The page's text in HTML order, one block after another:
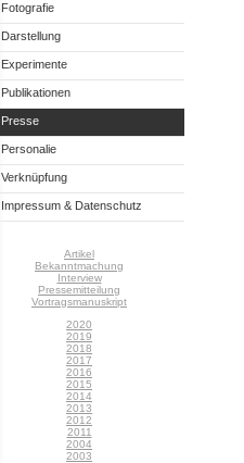
Fotografie
Darstellung
Experimente
Publikationen
Presse
Personalie
Verknüpfung
Impressum & Datenschutz
Artikel
Bekanntmachung
Interview
Pressemitteilung
Vortragsmanuskript
2020
2019
2018
2017
2016
2015
2014
2013
2012
2011
2004
2003